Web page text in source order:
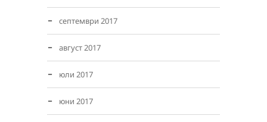
септември 2017
август 2017
юли 2017
юни 2017